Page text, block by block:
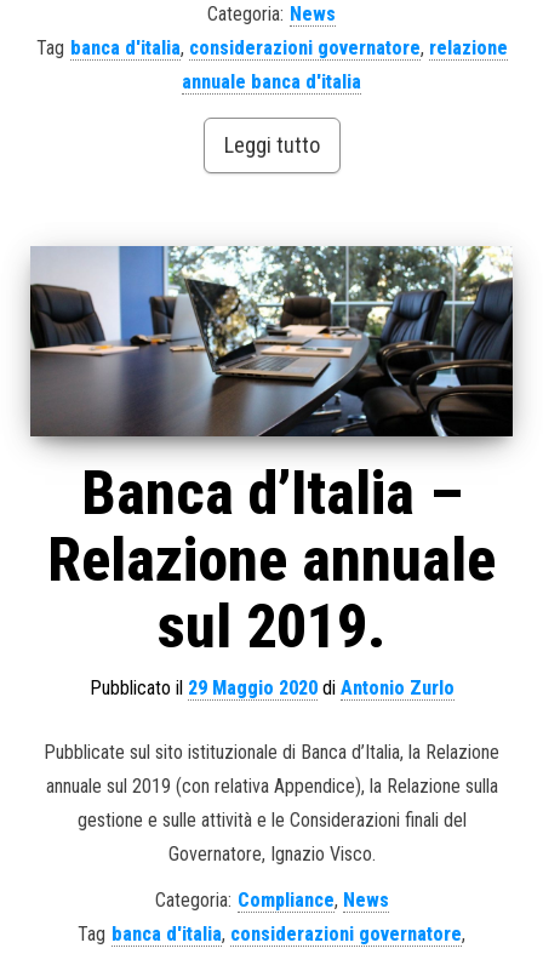
Categoria: News
Tag banca d'italia, considerazioni governatore, relazione
annuale banca d'italia
Leggi tutto
Banca d’Italia –
Relazione annuale
sul 2019.
Pubblicato il 29 Maggio 2020di Antonio Zurlo
Pubblicate sul sito istituzionale di Banca d’Italia, la Relazione
annuale sul 2019 (con relativa Appendice), la Relazione sulla
gestione e sulle attività e le Considerazioni finali del
Governatore, Ignazio Visco.
Categoria: Compliance, News
Tag banca d'italia, considerazioni governatore,